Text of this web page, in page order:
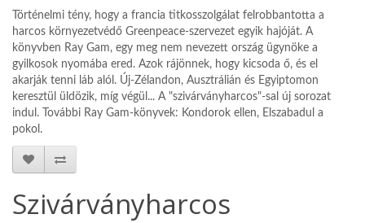
Történelmi tény, hogy a francia titkosszolgálat felrobbantotta a
harcos környezetvédő Greenpeace-szervezet egyik hajóját. A
könyvben Ray Gam, egy meg nem nevezett ország ügynöke a
gyilkosok nyomába ered. Azok rájönnek, hogy kicsoda ő, és el
akarják tenni láb alól. Új-Zélandon, Ausztrálián és Egyiptomon
keresztül üldözik, míg végül... A "szivárványharcos"-sal új sorozat
indul. További Ray Gam-könyvek: Kondorok ellen, Elszabadul a
pokol.
Szivárványharcos